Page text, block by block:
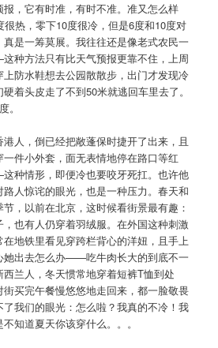
，它有时准，有时不准。准又怎么样
热，零下10度很冷，但是6度和10度对
是一筹莫展。我往往还是像老式农民一
种方法只有比天气预报更靠不住，上周
防水鞋想去公园散散步，出门才发现冷
着头皮走了不到50米就逃回车里去了。
。
人，倒已经把敞蓬保时捷开了出来，且
件小外套，面无表情地停在路口等红
种情形，即便冷也要咬牙死扛。也许他
人惊诧的眼光，也是一种压力。春天和
，以前在北京，这时候看街景最有趣：
也有人仍穿着羽绒服。在外国这种刺激
地铁里看见穿跨栏背心的洋妞，且手上
她出去怎么办——吃牛肉长大的到底不一
兰人，冬天惯常地穿着短裤T恤到处
买完午餐慢悠悠地走回来，都一脸敬畏
我们的眼光：怎么啦？我真的不冷！我
知道夏天你该穿什么。。。